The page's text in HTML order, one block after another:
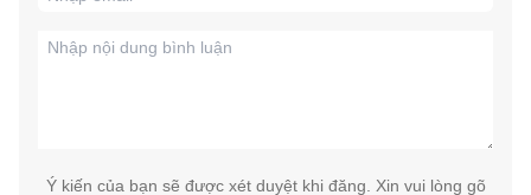
Ý kiến của bạn sẽ được xét duyệt khi đăng. Xin vui lòng gõ